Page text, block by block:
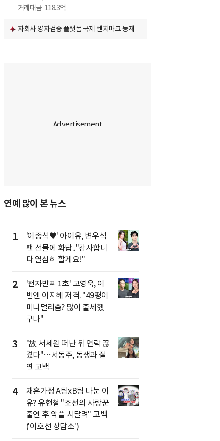
거래대금 118.3억
자회사 양자검증 플랫폼 국제 벤치마크 등재
연예 많이 본 뉴스
1
'이종석♥' 아이유, 변우석
팬 선물에 화답.."감사합니
다 열심히 할게요!"
2
'전자발찌 1호' 고영욱, 이
번엔 이지혜 저격.."49평이
미니멀리즘? 많이 출세했
구나"
3
"故 서세원 떠난 뒤 연락 끊
겼다"…서동주, 동생과 절
연 고백
4
재혼가정 A팀xB팀 나눈 이
유? 유현철 "조선의 사랑꾼
출연 후 악플 시달려" 고백
('이호선 상담소')